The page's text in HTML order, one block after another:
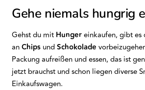
Gehe niemals hungrig
Gehst du mit Hungereinkaufen, gibt es
anChips undSchokolade
Packung aufreißen und essen, das ist
jetzt brauchst und schon liegen diverse
Einkaufswagen.